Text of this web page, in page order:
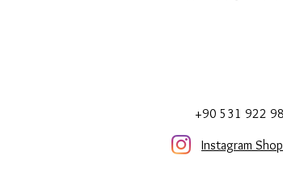
+90 531 922
Instagram Shop